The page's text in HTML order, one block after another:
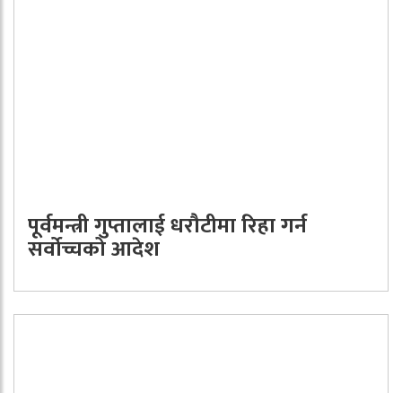
पूर्वमन्त्री गुप्तालाई धरौटीमा रिहा गर्न
सर्वोच्चको आदेश